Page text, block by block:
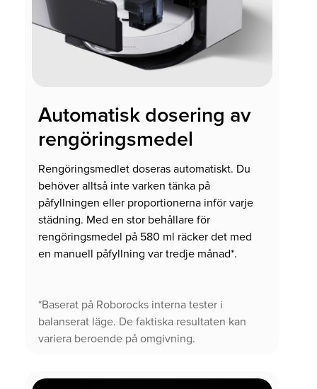
Automatisk dosering av
rengöringsmedel
Rengöringsmedlet doseras automatiskt. Du
behöver alltså inte varken tänka på
påfyllningen eller proportionerna inför varje
städning. Med en stor behållare för
rengöringsmedel på 580 ml räcker det med
en manuell påfyllning var tredje månad*.
*Baserat på Roborocks interna tester i
balanserat läge. De faktiska resultaten kan
variera beroende på omgivning.